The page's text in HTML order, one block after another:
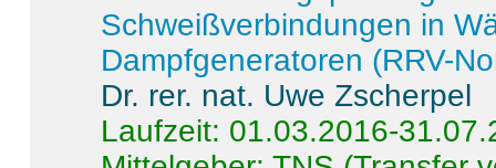
Schweißverbindungen in
Dampfgeneratoren (RRV-
Dr. rer. nat. Uwe Zscherpel
Laufzeit: 01.03.2016-